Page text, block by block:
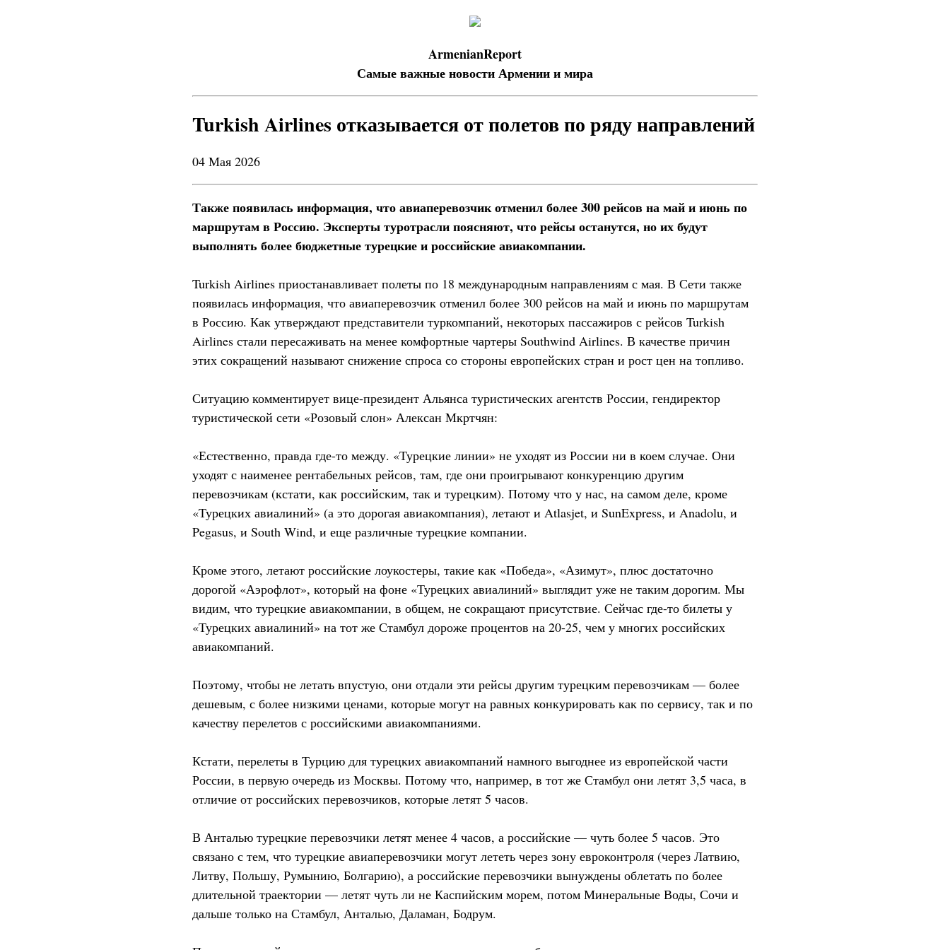
ArmenianReport
Самые важные новости Армении и мира
Turkish Airlines отказывается от полетов по ряду направлений
04 Мая 2026
Также появилась информация, что авиаперевозчик отменил более 300 рейсов на май и июнь по
маршрутам в Россию. Эксперты туротрасли поясняют, что рейсы останутся, но их будут
выполнять более бюджетные турецкие и российские авиакомпании.
Turkish Airlines приостанавливает полеты по 18 международным направлениям с мая. В Сети также
появилась информация, что авиаперевозчик отменил более 300 рейсов на май и июнь по маршрутам
в Россию. Как утверждают представители туркомпаний, некоторых пассажиров с рейсов Turkish
Airlines стали пересаживать на менее комфортные чартеры Southwind Airlines. В качестве причин
этих сокращений называют снижение спроса со стороны европейских стран и рост цен на топливо.
Ситуацию комментирует вице-президент Альянса туристических агентств России, гендиректор
туристической сети «Розовый слон» Алексан Мкртчян:
«Естественно, правда где-то между. «Турецкие линии» не уходят из России ни в коем случае. Они
уходят с наименее рентабельных рейсов, там, где они проигрывают конкуренцию другим
перевозчикам (кстати, как российским, так и турецким). Потому что у нас, на самом деле, кроме
«Турецких авиалиний» (а это дорогая авиакомпания), летают и Atlasjet, и SunExpress, и Anadolu, и
Pegasus, и South Wind, и еще различные турецкие компании.
Кроме этого, летают российские лоукостеры, такие как «Победа», «Азимут», плюс достаточно
дорогой «Аэрофлот», который на фоне «Турецких авиалиний» выглядит уже не таким дорогим. Мы
видим, что турецкие авиакомпании, в общем, не сокращают присутствие. Сейчас где-то билеты у
«Турецких авиалиний» на тот же Стамбул дороже процентов на 20-25, чем у многих российских
авиакомпаний.
Поэтому, чтобы не летать впустую, они отдали эти рейсы другим турецким перевозчикам — более
дешевым, с более низкими ценами, которые могут на равных конкурировать как по сервису, так и по
качеству перелетов с российскими авиакомпаниями.
Кстати, перелеты в Турцию для турецких авиакомпаний намного выгоднее из европейской части
России, в первую очередь из Москвы. Потому что, например, в тот же Стамбул они летят 3,5 часа, в
отличие от российских перевозчиков, которые летят 5 часов.
В Анталью турецкие перевозчики летят менее 4 часов, а российские — чуть более 5 часов. Это
связано с тем, что турецкие авиаперевозчики могут лететь через зону евроконтроля (через Латвию,
Литву, Польшу, Румынию, Болгарию), а российские перевозчики вынуждены облетать по более
длительной траектории — летят чуть ли не Каспийским морем, потом Минеральные Воды, Сочи и
дальше только на Стамбул, Анталью, Даламан, Бодрум.